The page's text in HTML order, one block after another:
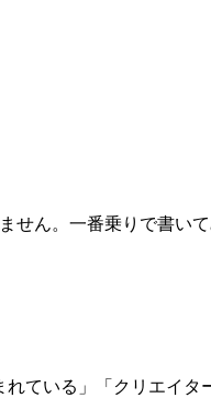
せん。一番乗りで書い
ている」「クリエイタ